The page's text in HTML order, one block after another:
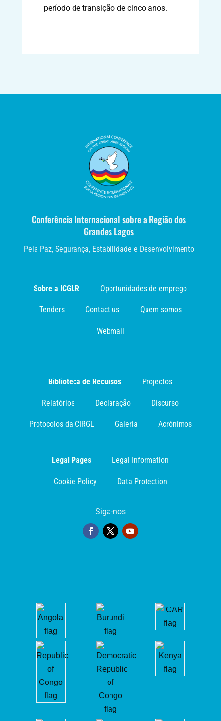
período de transição de cinco anos.
Conferência Internacional sobre a Região dos
Grandes Lagos
Pela Paz, Segurança, Estabilidade e Desenvolvimento
Sobre a ICGLR Oportunidades de emprego
Tenders Contact us Quem somos
Webmail
Biblioteca de Recursos Projectos
Relatórios Declaração Discurso
Protocolos da CIRGL Galeria Acrónimos
Legal Pages Legal Information
Cookie Policy Data Protection
Siga-nos